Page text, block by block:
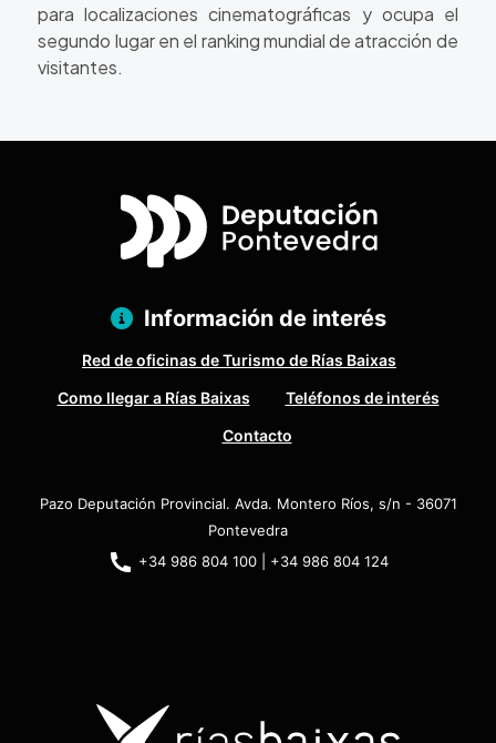
para localizaciones cinematográficas y ocupa el
segundo lugar en el ranking mundial de atracción de
visitantes.
Información de interés
Red de oficinas de Turismo de Rías Baixas
Como llegar a Rías Baixas
Teléfonos de interés
Contacto
Pazo Deputación Provincial. Avda. Montero Ríos, s/n - 36071
Pontevedra
+34 986 804 100 | +34 986 804 124